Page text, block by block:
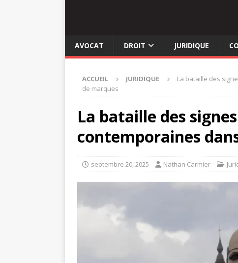
AVOCAT DROIT JURIDIQUE
ACCUEIL JURIDIQUE
La bataille des
de marques
La bataille des
contemporaines
septembre 20, 2025 Nathan Carmier